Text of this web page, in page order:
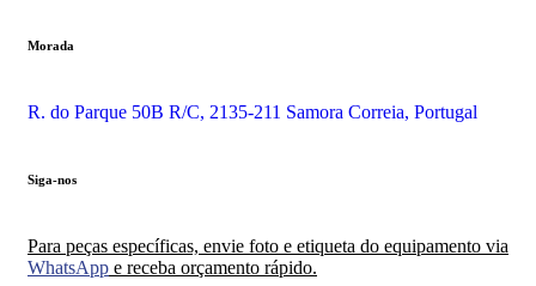
Morada
R. do Parque 50B R/C, 2135-211 Samora Correia, Portugal
Siga-nos
Para peças específicas, envie foto e etiqueta do equipamento via
WhatsApp e receba orçamento rápido.